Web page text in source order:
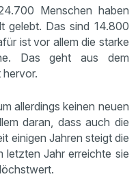
Menschen haben
gelebt. Das sind 14.800
ist vor allem die starke
Das geht aus dem
allerdings keinen neuen
daran, dass auch die
einigen Jahren steigt die
letzten Jahr erreichte sie